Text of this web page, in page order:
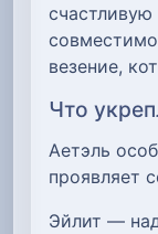
везение,
Что
Аетэль
проявляет
Эйлит —